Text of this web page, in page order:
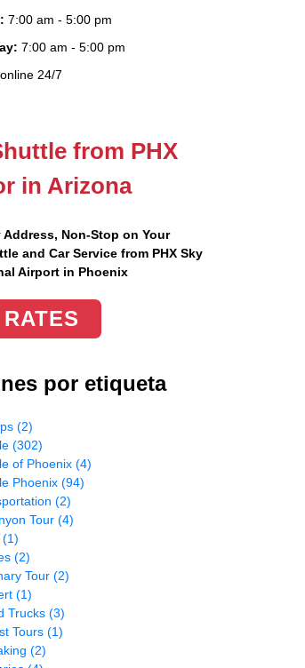
7:00 am - 5:00 pm
7:00 am - 5:00 pm
24/7
from PHX
in Arizona
Address, Non-Stop on Your
and Car Service from PHX Sky
Airport in Phoenix
por etiqueta
(2)
(302)
of Phoenix(4)
Phoenix(94)
(2)
Tour(4)
(1)
(2)
Tour(2)
(1)
Trucks(3)
Tours(1)
(2)